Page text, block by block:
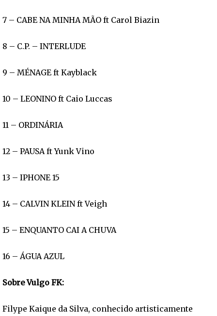
7 – CABE NA MINHA MÃO ft Carol Biazin
8 – C.P. – INTERLUDE
9 – MÉNAGE ft Kayblack
10 – LEONINO ft Caio Luccas
11 – ORDINÁRIA
12 – PAUSA ft Yunk Vino
13 – IPHONE 15
14 – CALVIN KLEIN ft Veigh
15 – ENQUANTO CAI A CHUVA
16 – ÁGUA AZUL
Sobre Vulgo FK:
Filype Kaique da Silva, conhecido artisticamente